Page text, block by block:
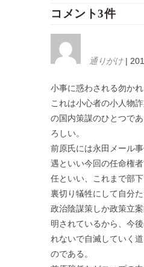
コメント3件
通りがけ|
小事に惑わされる勿かれ
これは小心者の小人物
の国内策謀のひとつで
ろしい。
前原氏には永田メール
遇といい今回の任命権
任といい、これまで部
裏切り犠牲にして自分
政治陰謀策しか政策立
明されているから、今
れないで自滅していく
のである。